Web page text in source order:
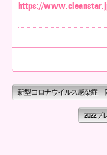
https://
新型コロナウイルス感染症
2022プ